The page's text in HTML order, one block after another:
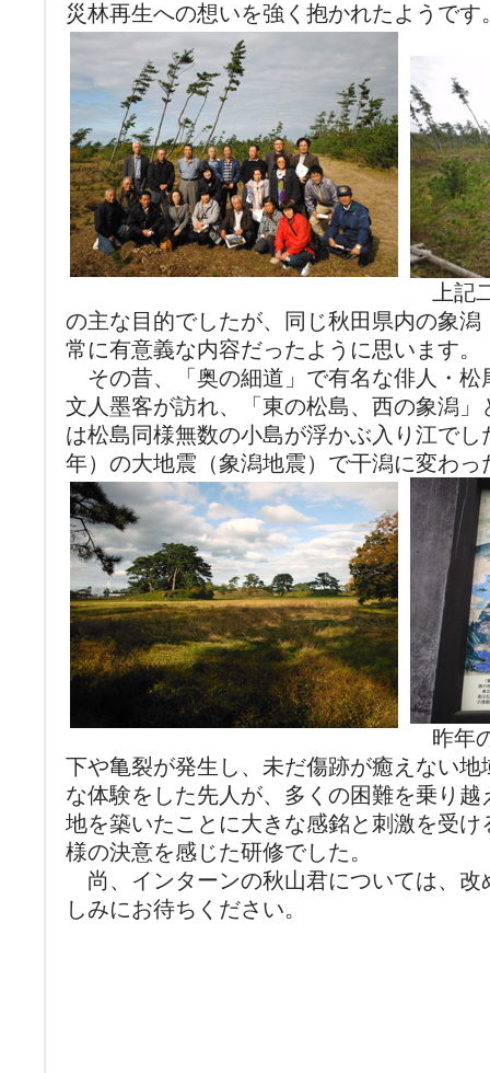
災林再生への想いを強く抱かれたようです
上記
の主な目的でしたが、同じ秋田県内の象
常に有意義な内容だったように思います。
その昔、「奥の細道」で有名な俳人・松
文人墨客が訪れ、「東の松島、西の象潟
は松島同様無数の小島が浮かぶ入り江で
年）の大地震（象潟地震）で干潟に変わっ
昨年
下や亀裂が発生し、未だ傷跡が癒えない
な体験をした先人が、多くの困難を乗り
地を築いたことに大きな感銘と刺激を受
様の決意を感じた研修でした。
尚、インターンの秋山君については、改
しみにお待ちください。